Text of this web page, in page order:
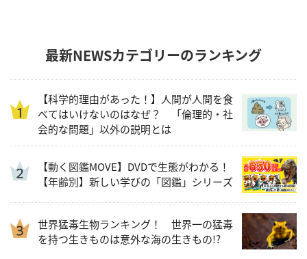
最新NEWSカテゴリーのランキング
【科学的理由があった！】人間が人間を食
べてはいけないのはなぜ？ 「倫理的・社
会的な問題」以外の説明とは
【動く図鑑MOVE】DVDで生態がわかる！
【年齢別】新しい学びの「図鑑」シリーズ
世界猛毒生物ランキング！ 世界一の猛毒
を持つ生きものは意外な海の生きもの!?